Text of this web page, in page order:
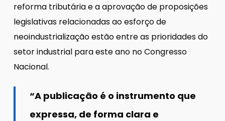
reforma tributária e a aprovação de proposições
legislativas relacionadas ao esforço de
neoindustrialização estão entre as prioridades do
setor industrial para este ano no Congresso
Nacional.
“A publicação é o instrumento que
expressa, de forma clara e